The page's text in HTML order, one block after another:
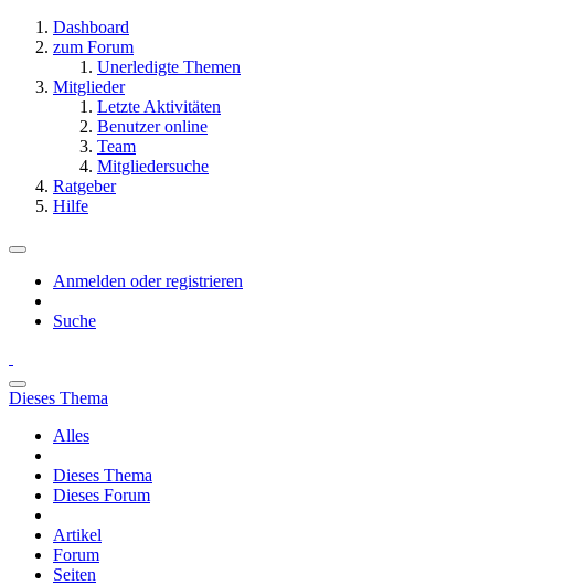
Dashboard
zum Forum
Unerledigte Themen
Mitglieder
Letzte Aktivitäten
Benutzer online
Team
Mitgliedersuche
Ratgeber
Hilfe
Anmelden oder registrieren
Suche
Dieses Thema
Alles
Dieses Thema
Dieses Forum
Artikel
Forum
Seiten